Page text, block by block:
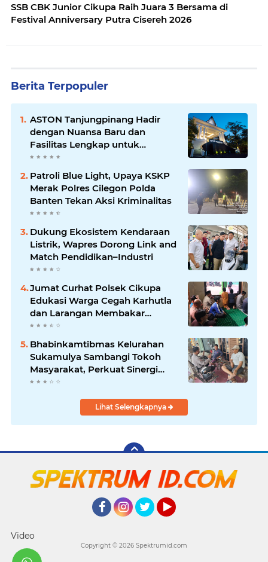
SSB CBK Junior Cikupa Raih Juara 3 Bersama di
Festival Anniversary Putra Cisereh 2026
Berita Terpopuler
ASTON Tanjungpinang Hadir
dengan Nuansa Baru dan
Fasilitas Lengkap untuk
Kenyamanan Tamu
Patroli Blue Light, Upaya KSKP
Merak Polres Cilegon Polda
Banten Tekan Aksi Kriminalitas
Dukung Ekosistem Kendaraan
Listrik, Wapres Dorong Link and
Match Pendidikan–Industri
Jumat Curhat Polsek Cikupa
Edukasi Warga Cegah Karhutla
dan Larangan Membakar
Sampah
Bhabinkamtibmas Kelurahan
Sukamulya Sambangi Tokoh
Masyarakat, Perkuat Sinergi
Jaga Kamtibmas
Lihat Selengkapnya
Video
Copyright © 2026 Spektrumid.com